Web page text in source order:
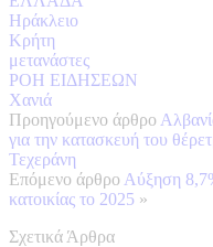
Ηράκλειο
Κρήτη
μετανάστες
ΡΟΗ ΕΙΔΗΣΕΩΝ
Χανιά
Προηγούμενο άρθρο
για την κατασκευή του
Τεχεράνη
Επόμενο άρθρο Αύξηση
κατοικίας το 2025 »
Σχετικά Άρθρα